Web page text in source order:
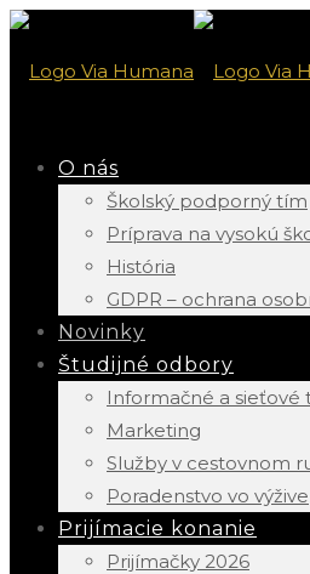
O nás
Školský podporný tím
Príprava na vysokú
História
GDPR – ochrana
Novinky
Študijné odbory
Informačné a sieťové
Marketing
Služby v cestovnom
Poradenstvo vo výžive
Prijímacie konanie
Prijímačky 2026